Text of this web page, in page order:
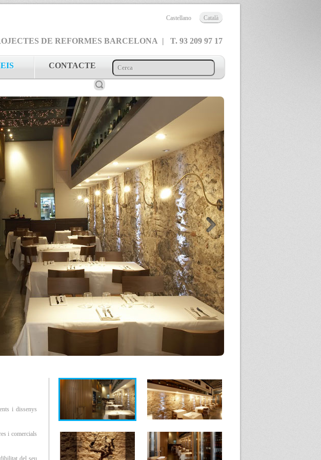
Castellano Català
DE REFORMES BARCELONA | T. 93 209 97 17
CONTACTE
i dissenys
i comercials
del seu